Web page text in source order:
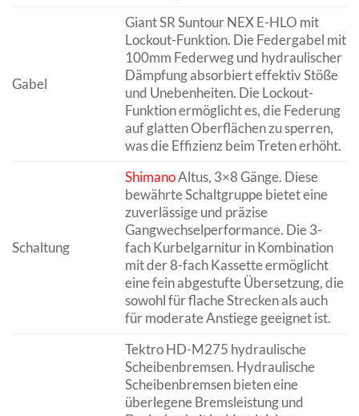
Gabel
Giant SR Suntour NEX E-HLO mit
Lockout-Funktion. Die Federgabel mit
100mm Federweg und hydraulischer
Dämpfung absorbiert effektiv Stöße
und Unebenheiten. Die Lockout-
Funktion ermöglicht es, die Federung
auf glatten Oberflächen zu sperren,
was die Effizienz beim Treten erhöht.
Schaltung
ShimanoAltus, 3×8 Gänge. Diese
bewährte Schaltgruppe bietet eine
zuverlässige und präzise
Gangwechselperformance. Die 3-
fach Kurbelgarnitur in Kombination
mit der 8-fach Kassette ermöglicht
eine fein abgestufte Übersetzung, die
sowohl für flache Strecken als auch
für moderate Anstiege geeignet ist.
Tektro HD-M275 hydraulische
Scheibenbremsen. Hydraulische
Scheibenbremsen bieten eine
überlegene Bremsleistung und